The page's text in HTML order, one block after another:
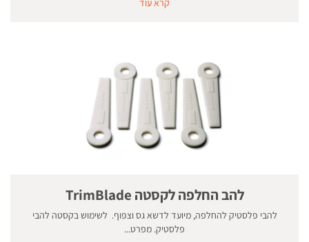
קרא עוד
להב החלפה לקסטה TrimBlade
להבי פלסטיק להחלפה, מיועד לדשא גס וצפוף. לשימוש בקסטה להבי
פלסטיק. מפרט...